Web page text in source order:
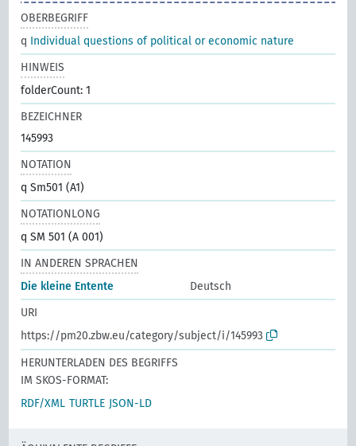
OBERBEGRIFF
q Individual questions of political or economic nature
HINWEIS
folderCount: 1
BEZEICHNER
145993
NOTATION
q Sm501 (A1)
NOTATIONLONG
q SM 501 (A 001)
IN ANDEREN SPRACHEN
Die kleine Entente
Deutsch
URI
https://pm20.zbw.eu/category/subject/i/145993
HERUNTERLADEN DES BEGRIFFS
IM SKOS-FORMAT:
RDF/XML TURTLE JSON-LD